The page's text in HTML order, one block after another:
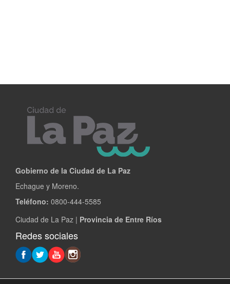
Gobierno de la Ciudad de La Paz
Echague y Moreno.
Teléfono: 0800-444-5585
Ciudad de La Paz | Provincia de Entre Ríos
Redes sociales